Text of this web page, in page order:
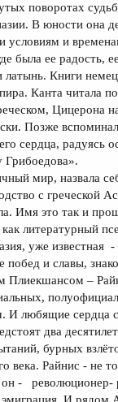
поворотах
В юности она
условиям и
была ее радость,
латынь. Книги
Канта читала
Цицерона
Позже
сердца, радуясь
Грибоедова».
мир, назвала
с греческой
Имя это так и
как литературный
уже известная -
побед и славы,
Плиекшансом –
И любящие сердца
два
бурных
века. Райнис - не
он - революционер-